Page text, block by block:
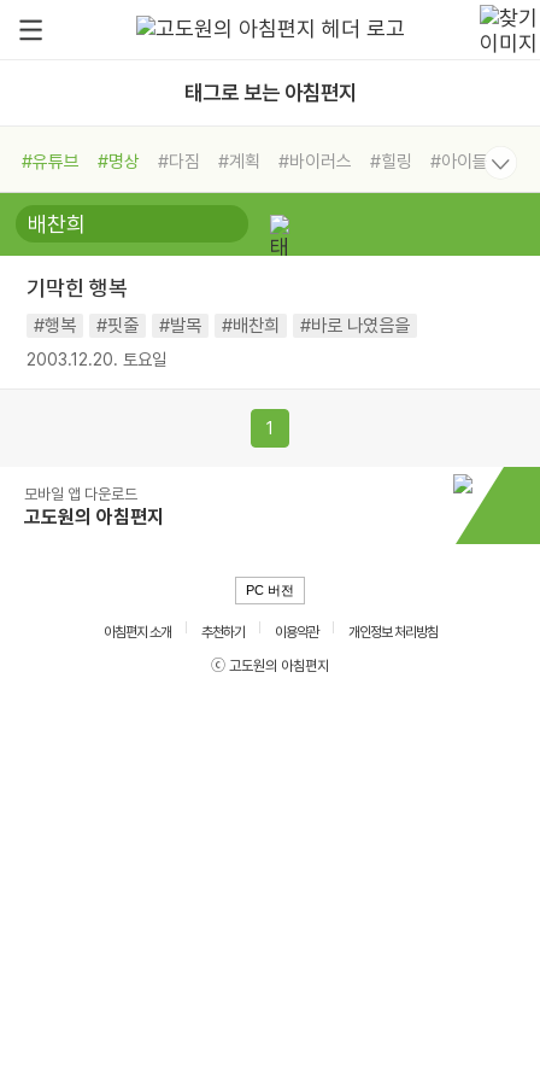
태그로 보는 아침편지
#유튜브 #명상 #다짐 #계획 #바이러스 #힐링
#아이들
#비전캠프
#독서캠프 #삶
#희망
#나눔 #친구 #링컨학교
#독서
#건강
기막힌 행복
#행복 #핏줄 #발목 #배찬희 #바로 나였음을
2003.12.20. 토요일
1
모바일 앱 다운로드
고도원의 아침편지
PC 버전
아침편지 소개 추천하기 이용약관
개인정보 처리방침
ⓒ 고도원의 아침편지